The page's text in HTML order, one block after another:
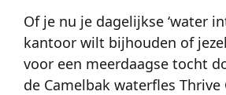
Of je nu je dagelijkse ‘water
kantoor wilt bijhouden of
voor een meerdaagse tocht
de Camelbak waterfles Thrive